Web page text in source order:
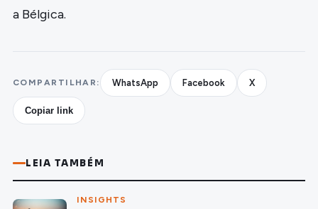
a Bélgica.
COMPARTILHAR: WhatsApp Facebook X
Copiar link
LEIA TAMBÉM
INSIGHTS